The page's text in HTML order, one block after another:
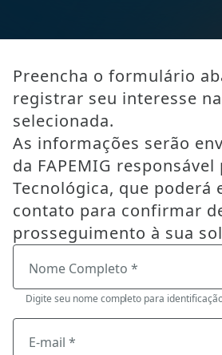
Preencha o formulário
registrar seu interesse
selecionada.
As informações serão
da FAPEMIG
Tecnológica, que poderá
contato para confirmar
prosseguimento à sua
Nome Completo *
Digite seu nome completo para
E-mail *